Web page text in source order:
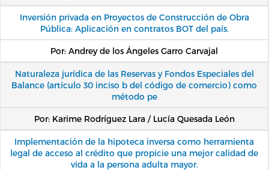
Inversión privada en Proyectos de Construcción de Obra
Pública: Aplicación en contratos BOT del país.
Por: Andrey de los Ángeles Garro Carvajal
Naturaleza jurídica de las Reservas y Fondos Especiales del
Balance (artículo 30 inciso b del código de comercio) como
método pe
Por: Karime Rodríguez Lara / Lucía Quesada León
Implementación de la hipoteca inversa como herramienta
legal de acceso al crédito que propicie una mejor calidad de
vida a la persona adulta mayor.